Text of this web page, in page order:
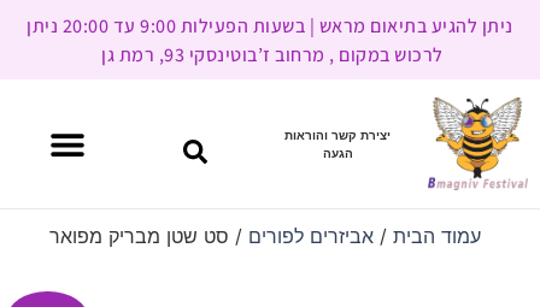
ניתן להגיע בתיאום מראש | בשעות הפעילות 9:00 עד 20:00 ניתן
לרכוש במקום , מרחוב ז’בוטינסקי 93, רמת גן
יצירת קשר והוראות
הגעה
עמוד הבית/ אביזרים לפורים / סט שטן מבריק מפואר